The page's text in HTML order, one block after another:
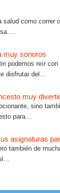
como correr
muy sonoros
podemos reír
disfrutar del...
muy
sino
para...
asignaturas
también de